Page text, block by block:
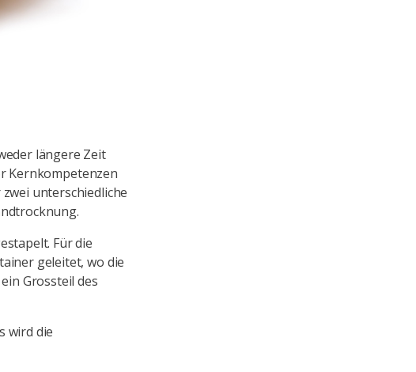
längere Zeit
Kernkompetenzen
unterschiedliche
Für die
geleitet, wo die
Grossteil des
wird die